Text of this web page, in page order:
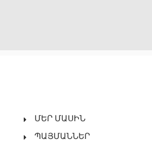
ՄԵՐ ՄԱՍԻՆ
ՊԱՅՄԱՆՆԵՐ